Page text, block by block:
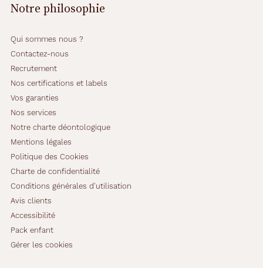
Notre philosophie
Qui sommes nous ?
Contactez-nous
Recrutement
Nos certifications et labels
Vos garanties
Nos services
Notre charte déontologique
Mentions légales
Politique des Cookies
Charte de confidentialité
Conditions générales d'utilisation
Avis clients
Accessibilité
Pack enfant
Gérer les cookies